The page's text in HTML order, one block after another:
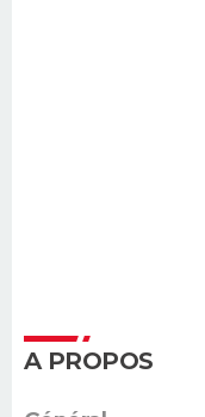
A PROPOS